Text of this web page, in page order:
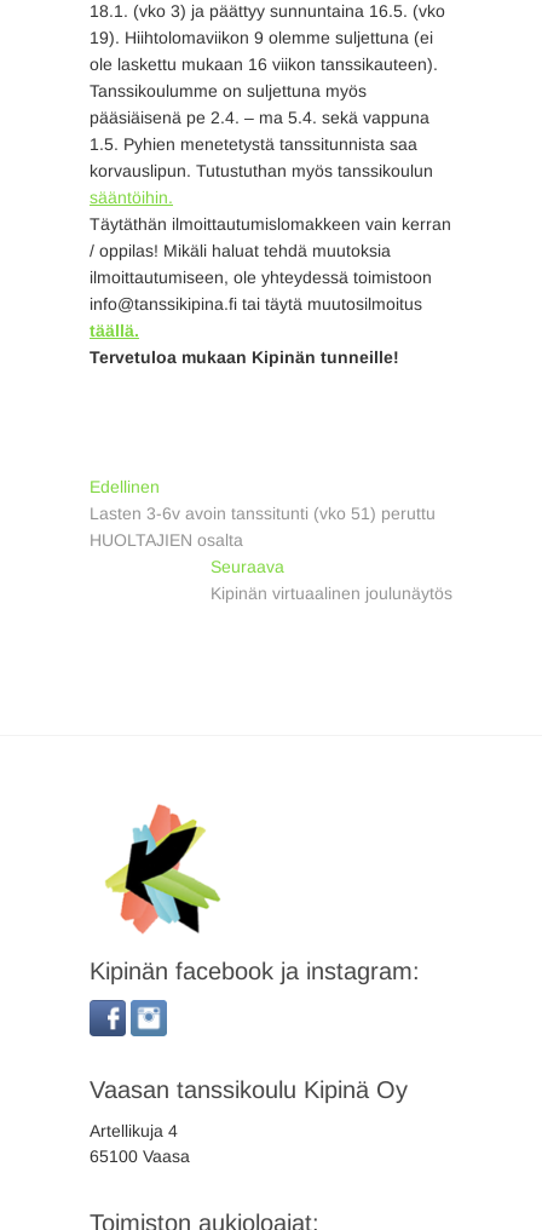
18.1. (vko 3) ja päättyy sunnuntaina 16.5. (vko
19). Hiihtolomaviikon 9 olemme suljettuna (ei
ole laskettu mukaan 16 viikon tanssikauteen).
Tanssikoulumme on suljettuna myös
pääsiäisenä pe 2.4. – ma 5.4. sekä vappuna
1.5. Pyhien menetetystä tanssitunnista saa
korvauslipun. Tutustuthan myös tanssikoulun
sääntöihin.
Täytäthän ilmoittautumislomakkeen vain kerran
/ oppilas! Mikäli haluat tehdä muutoksia
ilmoittautumiseen, ole yhteydessä toimistoon
info@tanssikipina.fi tai täytä muutosilmoitus
täällä.
Tervetuloa mukaan Kipinän tunneille!
Artikkelien
selaus
Edellinen
post:
Lasten 3-6v avoin tanssitunti (vko 51) peruttu
HUOLTAJIEN osalta
Seuraava
post:
Kipinän virtuaalinen joulunäytös
Kipinän facebook ja instagram:
Vaasan tanssikoulu Kipinä Oy
Artellikuja 4
65100 Vaasa
Toimiston aukioloajat: